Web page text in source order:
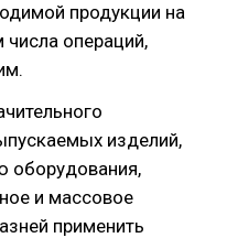
продукции на
операций,
изделий,
оборудования,
и массовое
применить